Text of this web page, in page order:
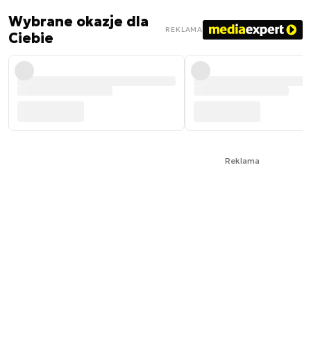
Wybrane okazje dla
Ciebie
REKLAMA
Reklama